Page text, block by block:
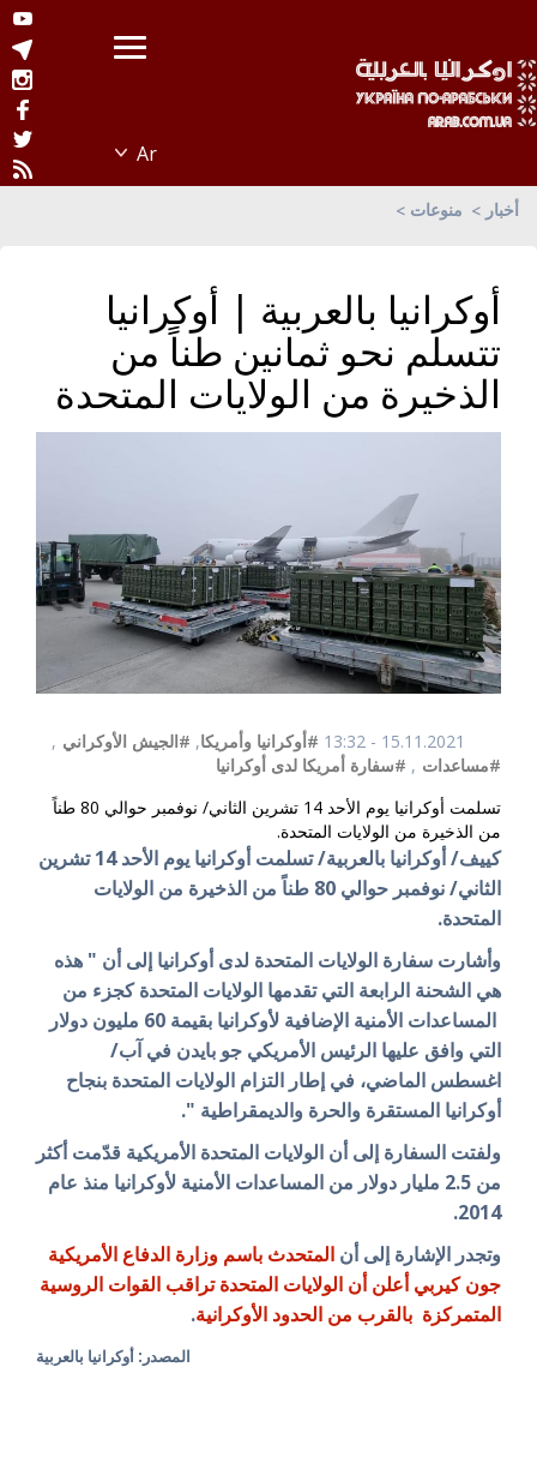
أخبار منوعات
أوكرانيا بالعربية | أوكرانيا
تتسلم نحو ثمانين طناً من
الذخيرة من الولايات المتحدة
15.11.2021 - 13:32 #أوكرانيا وأمريكا, #الجيش الأوكراني ,
#مساعدات , #سفارة أمريكا لدى أوكرانيا
تسلمت أوكرانيا يوم الأحد 14 تشرين الثاني/ نوفمبر حوالي 80 طناً
من الذخيرة من الولايات المتحدة.
كييف/ أوكرانيا بالعربية/ تسلمت أوكرانيا يوم الأحد 14 تشرين
الثاني/ نوفمبر حوالي 80 طناً من الذخيرة من الولايات
المتحدة.
وأشارت سفارة الولايات المتحدة لدى أوكرانيا إلى أن " هذه
هي الشحنة الرابعة التي تقدمها الولايات المتحدة كجزء من
المساعدات الأمنية الإضافية لأوكرانيا بقيمة 60 مليون دولار
التي وافق عليها الرئيس الأمريكي جو بايدن في آب/
اغسطس الماضي، في إطار التزام الولايات المتحدة بنجاح
أوكرانيا المستقرة والحرة والديمقراطية ".
ولفتت السفارة إلى أن الولايات المتحدة الأمريكية قدّمت أكثر
من 2.5 مليار دولار من المساعدات الأمنية لأوكرانيا منذ عام
2014.
وتجدر الإشارة إلى أن المتحدث باسم وزارة الدفاع الأمريكية
جون كيربي أعلن أن الولايات المتحدة تراقب القوات الروسية
المتمركزة بالقرب من الحدود الأوكرانية.
المصدر: أوكرانيا بالعربية